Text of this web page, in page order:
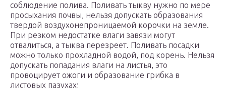
соблюдение полива. Поливать тыкву нужно по мере
просыхания почвы, нельзя допускать образования
твердой воздухонепроницаемой корочки на земле.
При резком недостатке влаги завязи могут
отвалиться, а тыква перезреет. Поливать посадки
можно только прохладной водой, под корень. Нельзя
допускать попадания влаги на листья, это
провоцирует ожоги и образование грибка в
листовых пазухах;